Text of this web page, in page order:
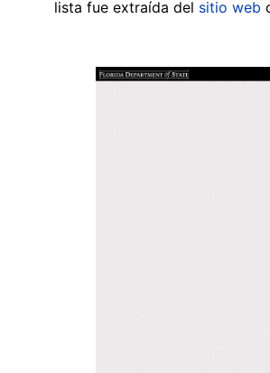
lista fue extraída del sitio web
Image